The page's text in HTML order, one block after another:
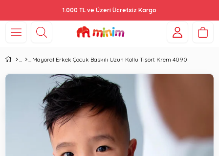
1.000 TL ve Üzeri Ücretsiz Kargo
Mayoral Erkek Çocuk Baskılı Uzun Kollu Tişört Krem 4090